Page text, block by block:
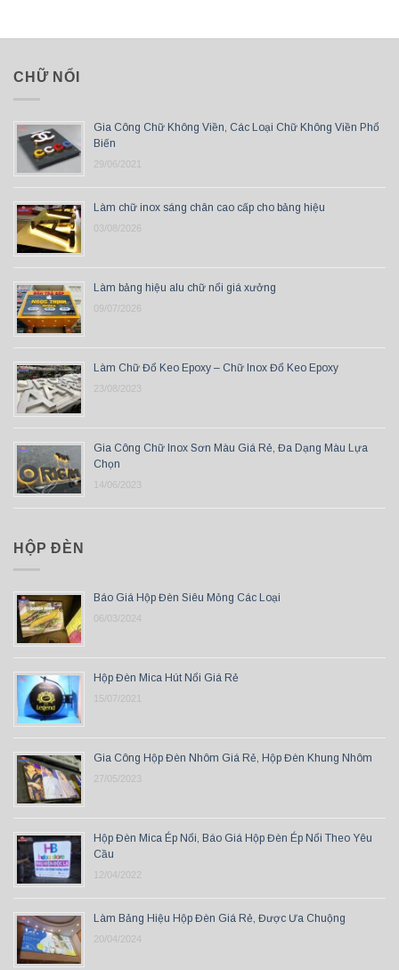
CHỮ NỔI
Gia Công Chữ Không Viền, Các Loại Chữ Không Viền Phổ
Biến
29/06/2021
Làm chữ inox sáng chân cao cấp cho bảng hiệu
03/08/2026
Làm bảng hiệu alu chữ nổi giá xưởng
09/07/2026
Làm Chữ Đổ Keo Epoxy – Chữ Inox Đổ Keo Epoxy
23/08/2023
Gia Công Chữ Inox Sơn Màu Giá Rẻ, Đa Dạng Màu Lựa
Chọn
14/06/2023
HỘP ĐÈN
Báo Giá Hộp Đèn Siêu Mỏng Các Loại
06/03/2024
Hộp Đèn Mica Hút Nổi Giá Rẻ
15/07/2021
Gia Công Hộp Đèn Nhôm Giá Rẻ, Hộp Đèn Khung Nhôm
27/05/2023
Hộp Đèn Mica Ép Nổi, Báo Giá Hộp Đèn Ép Nổi Theo Yêu
Cầu
12/04/2022
Làm Bảng Hiệu Hộp Đèn Giá Rẻ, Được Ưa Chuộng
20/04/2024